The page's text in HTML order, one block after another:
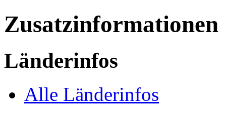
Zusatzinformationen
Länderinfos
Alle Länderinfos